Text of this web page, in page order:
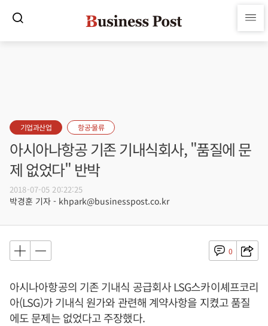
기업과산업 항공·물류
아시아나항공 기존 기내식회사, "품질에 문
제 없었다" 반박
2018-07-05 20:22:25
박경훈 기자 - khpark@businesspost.co.kr
0
아시나아항공의 기존 기내식 공급회사 LSG스카이셰프코리
아(LSG)가 기내식 원가와 관련해 계약사항을 지켰고 품질
에도 문제는 없었다고 주장했다.